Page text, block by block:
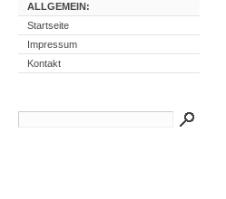
ALLGEMEIN:
Startseite
Impressum
Kontakt